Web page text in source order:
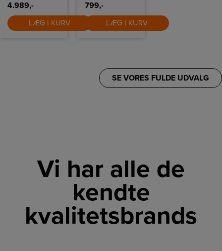
4.989,-
LÆG I KURV
799,-
LÆG I KURV
SE VORES FULDE UDVALG
Vi har alle de
kendte
kvalitetsbrands